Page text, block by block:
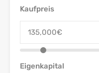
Kaufpreis
Eigenkapital